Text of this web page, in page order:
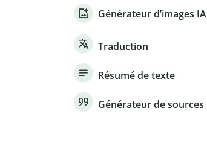
Générateur d’images IA
Traduction
Résumé de texte
Générateur de sources